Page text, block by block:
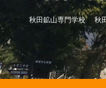
秋田鉱山専門学校 秋